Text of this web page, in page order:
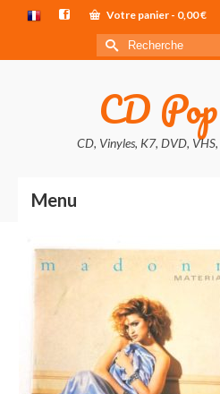
Votre panier - 0,00€
Rechercher :
CD
CD, Vinyles, K7, DVD,
Menu